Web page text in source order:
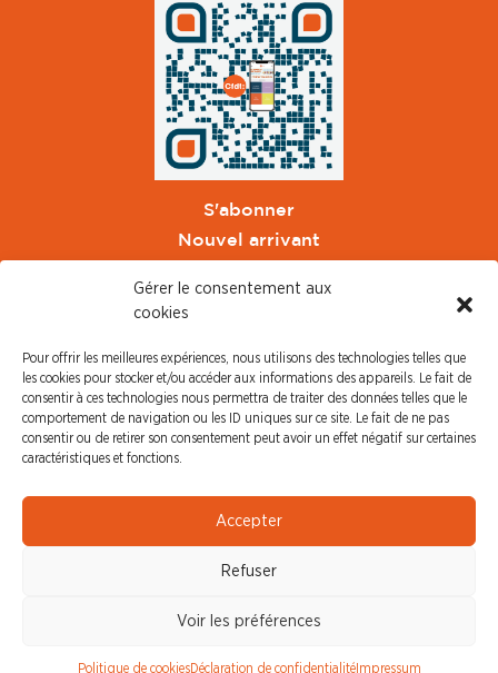
Gérer le consentement aux
cookies
Pour offrir les meilleures expériences, nous utilisons des technologies telles que
les cookies pour stocker et/ou accéder aux informations des appareils. Le fait de
consentir à ces technologies nous permettra de traiter des données telles que le
comportement de navigation ou les ID uniques sur ce site. Le fait de ne pas
consentir ou de retirer son consentement peut avoir un effet négatif sur certaines
caractéristiques et fonctions.
Accepter
Refuser
Voir les préférences
Politique de cookiesDéclaration de confidentialitéImpressum
S'abonner
Nouvel arrivant
CFDT Cadres
CFDT Retraités
L'UFFA
PRESSE
Communiqué de Presse
Revue de Presse
© CFDT Orange | Mentions Légales | Protection des